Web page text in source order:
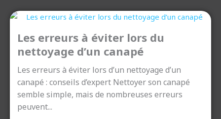
Les erreurs à éviter lors du
nettoyage d’un canapé
Les erreurs à éviter lors d’un nettoyage d’un
canapé : conseils d’expert Nettoyer son canapé
semble simple, mais de nombreuses erreurs
peuvent...